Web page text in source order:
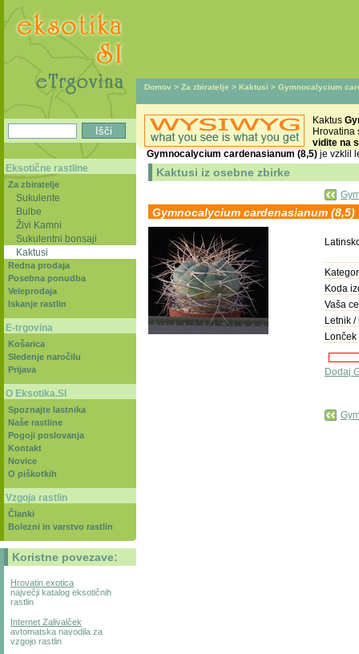
Domov > Za zbiratelje > Kaktusi > Gymnocalycium
Kaktus
Hrovatina
vidite na
Gymnocalycium cardenasianum (8,5) je vzklil
Kaktusi iz osebne zbirke
Gymnocalycium cardenasianum (8,5)
Koda
Vaša
Letnik /
Lonček
Dodaj
Eksotične rastline
Za zbiratelje
Sukulente
Bulbe
Živi Kamni
Sukulentni bonsaji
Kaktusi
Redna prodaja
Posebna ponudba
Veleprodaja
Iskanje rastlin
E-trgovina
Košarica
Sledenje naročilu
Prijava
O Eksotika.SI
Spoznajte lastnika
Naše rastline
Pogoji poslovanja
Kontakt
Novice
O piškotkih
Vzgoja rastlin
Članki
Bolezni in varstvo rastlin
Koristne povezave:
Hrovatin exotica
največji katalog eksotičnih
rastlin
Internet Zalivalček
avtomatska navodila za
vzgojo rastlin